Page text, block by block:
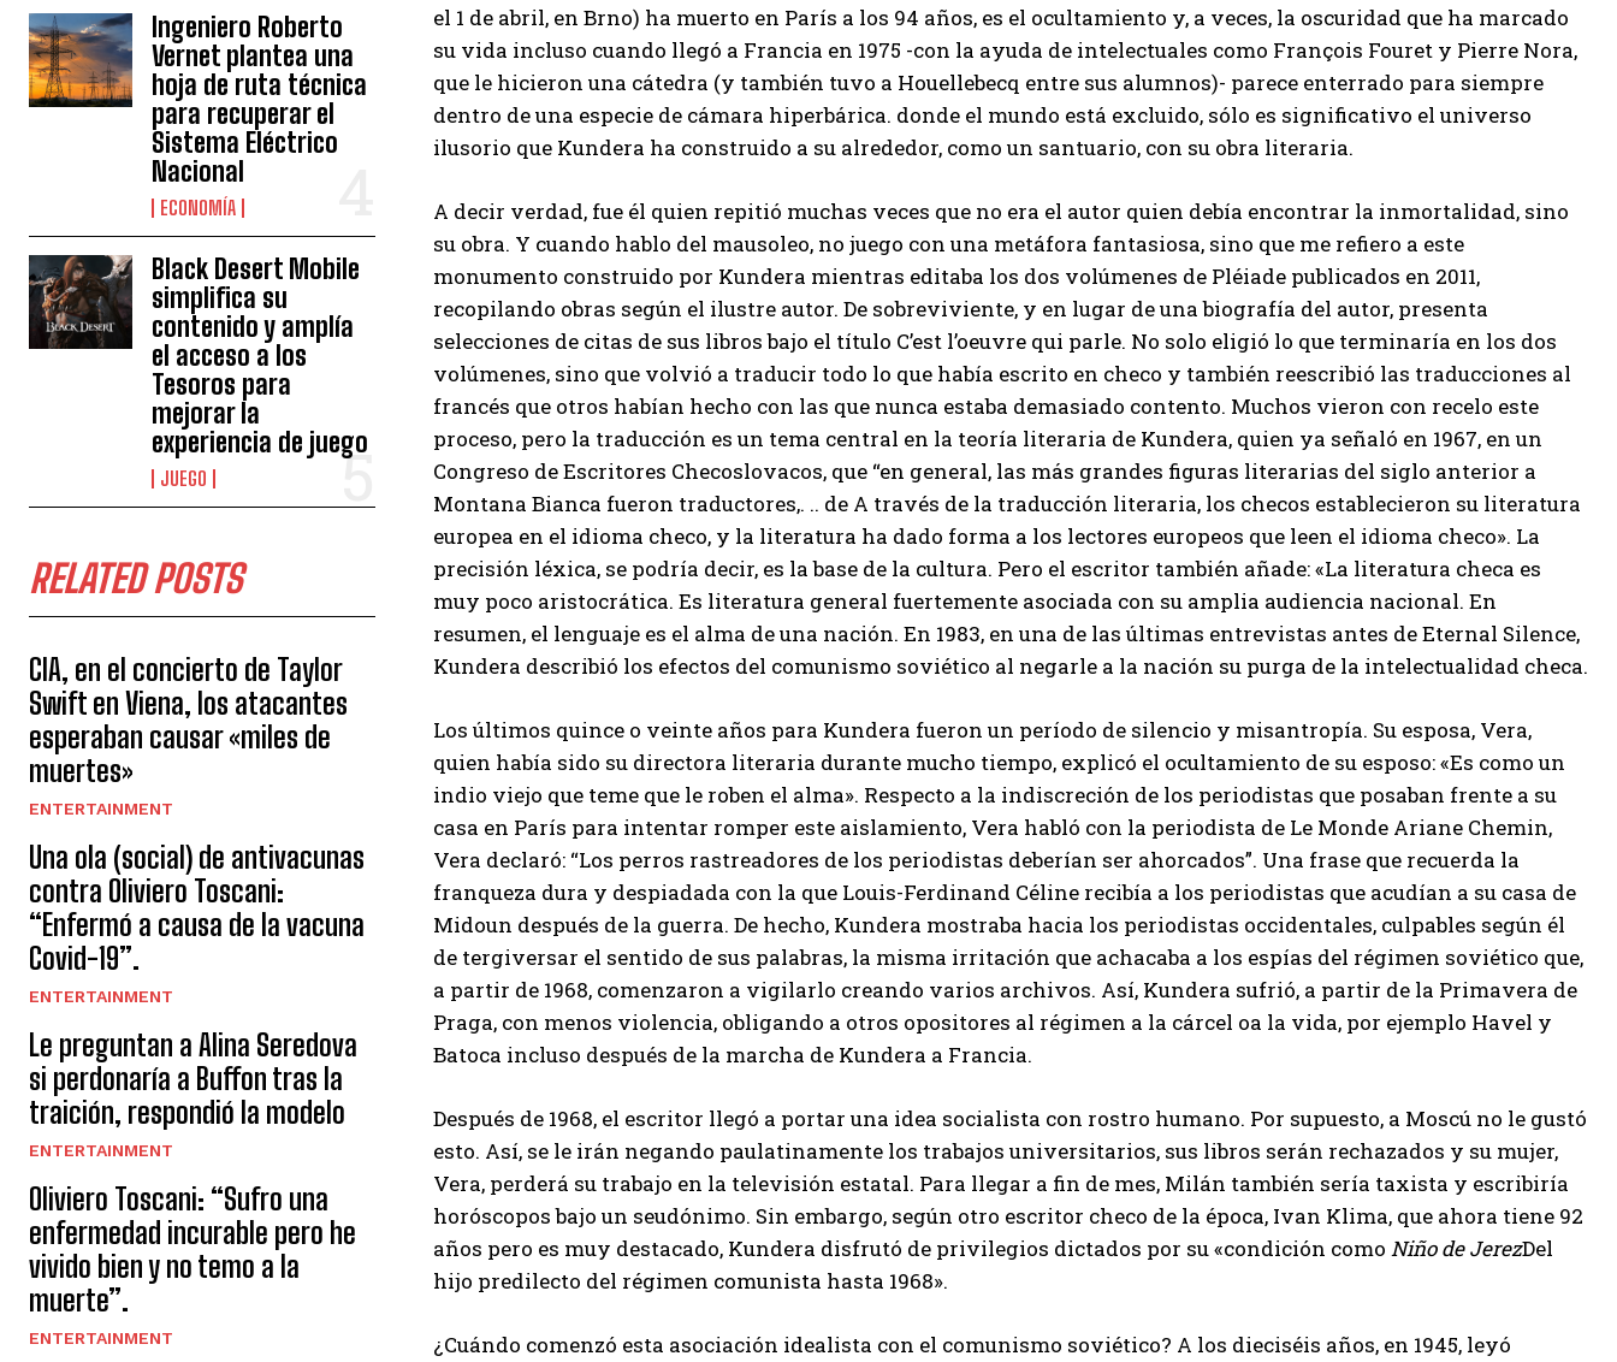
I WANT IN
I've read and accept thePrivacy Policy.
Muhammad
Ingeniero Roberto
Vernet plantea una
hoja de ruta técnica
para recuperar el
Sistema Eléctrico
Nacional
ECONOMÍA
Black Desert Mobile
simplifica su
contenido y amplía
el acceso a los
Tesoros para
mejorar la
experiencia de juego
JUEGO
RELATED POSTS
CIA, en el concierto de Taylor
Swift en Viena, los atacantes
esperaban causar «miles de
muertes»
ENTERTAINMENT
Una ola (social) de antivacunas
contra Oliviero Toscani:
“Enfermó a causa de la vacuna
Covid-19”.
ENTERTAINMENT
Le preguntan a Alina Seredova
si perdonaría a Buffon tras la
traición, respondió la modelo
ENTERTAINMENT
Oliviero Toscani: “Sufro una
enfermedad incurable pero he
vivido bien y no temo a la
muerte”.
ENTERTAINMENT
el 1 de abril, en Brno) ha muerto en París a los 94 años, es el ocultamiento y, a veces, la oscuridad que ha marcado
su vida incluso cuando llegó a Francia en 1975 -con la ayuda de intelectuales como François Fouret y Pierre Nora,
que le hicieron una cátedra (y también tuvo a Houellebecq entre sus alumnos)- parece enterrado para siempre
dentro de una especie de cámara hiperbárica. donde el mundo está excluido, sólo es significativo el universo
ilusorio que Kundera ha construido a su alrededor, como un santuario, con su obra literaria.
A decir verdad, fue él quien repitió muchas veces que no era el autor quien debía encontrar la inmortalidad, sino
su obra. Y cuando hablo del mausoleo, no juego con una metáfora fantasiosa, sino que me refiero a este
monumento construido por Kundera mientras editaba los dos volúmenes de Pléiade publicados en 2011,
recopilando obras según el ilustre autor. De sobreviviente, y en lugar de una biografía del autor, presenta
selecciones de citas de sus libros bajo el título C’est l’oeuvre qui parle. No solo eligió lo que terminaría en los dos
volúmenes, sino que volvió a traducir todo lo que había escrito en checo y también reescribió las traducciones al
francés que otros habían hecho con las que nunca estaba demasiado contento. Muchos vieron con recelo este
proceso, pero la traducción es un tema central en la teoría literaria de Kundera, quien ya señaló en 1967, en un
Congreso de Escritores Checoslovacos, que “en general, las más grandes figuras literarias del siglo anterior a
Montana Bianca fueron traductores,. .. de A través de la traducción literaria, los checos establecieron su literatura
europea en el idioma checo, y la literatura ha dado forma a los lectores europeos que leen el idioma checo». La
precisión léxica, se podría decir, es la base de la cultura. Pero el escritor también añade: «La literatura checa es
muy poco aristocrática. Es literatura general fuertemente asociada con su amplia audiencia nacional. En
resumen, el lenguaje es el alma de una nación. En 1983, en una de las últimas entrevistas antes de Eternal Silence,
Kundera describió los efectos del comunismo soviético al negarle a la nación su purga de la intelectualidad checa.
Los últimos quince o veinte años para Kundera fueron un período de silencio y misantropía. Su esposa, Vera,
quien había sido su directora literaria durante mucho tiempo, explicó el ocultamiento de su esposo: «Es como un
indio viejo que teme que le roben el alma». Respecto a la indiscreción de los periodistas que posaban frente a su
casa en París para intentar romper este aislamiento, Vera habló con la periodista de Le Monde Ariane Chemin,
Vera declaró: “Los perros rastreadores de los periodistas deberían ser ahorcados”. Una frase que recuerda la
franqueza dura y despiadada con la que Louis-Ferdinand Céline recibía a los periodistas que acudían a su casa de
Midoun después de la guerra. De hecho, Kundera mostraba hacia los periodistas occidentales, culpables según él
de tergiversar el sentido de sus palabras, la misma irritación que achacaba a los espías del régimen soviético que,
a partir de 1968, comenzaron a vigilarlo creando varios archivos. Así, Kundera sufrió, a partir de la Primavera de
Praga, con menos violencia, obligando a otros opositores al régimen a la cárcel oa la vida, por ejemplo Havel y
Batoca incluso después de la marcha de Kundera a Francia.
Después de 1968, el escritor llegó a portar una idea socialista con rostro humano. Por supuesto, a Moscú no le gustó
esto. Así, se le irán negando paulatinamente los trabajos universitarios, sus libros serán rechazados y su mujer,
Vera, perderá su trabajo en la televisión estatal. Para llegar a fin de mes, Milán también sería taxista y escribiría
horóscopos bajo un seudónimo. Sin embargo, según otro escritor checo de la época, Ivan Klima, que ahora tiene 92
años pero es muy destacado, Kundera disfrutó de privilegios dictados por su «condición como Niño de JerezDel
hijo predilecto del régimen comunista hasta 1968».
¿Cuándo comenzó esta asociación idealista con el comunismo soviético? A los dieciséis años, en 1945, leyó